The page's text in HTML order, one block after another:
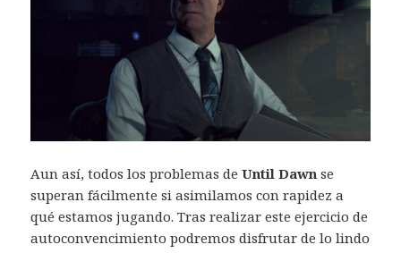
Aun así, todos los problemas deUntil Dawn se
superan fácilmente si asimilamos con rapidez a
qué estamos jugando. Tras realizar este ejercicio de
autoconvencimiento podremos disfrutar de lo lindo